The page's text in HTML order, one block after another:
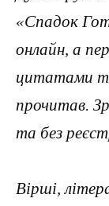
«Спадок
онлайн, а
цитатами
прочитав.
та без
Вірші,